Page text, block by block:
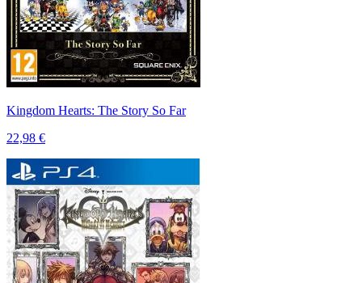
Kingdom Hearts: The Story So Far
22,98 €